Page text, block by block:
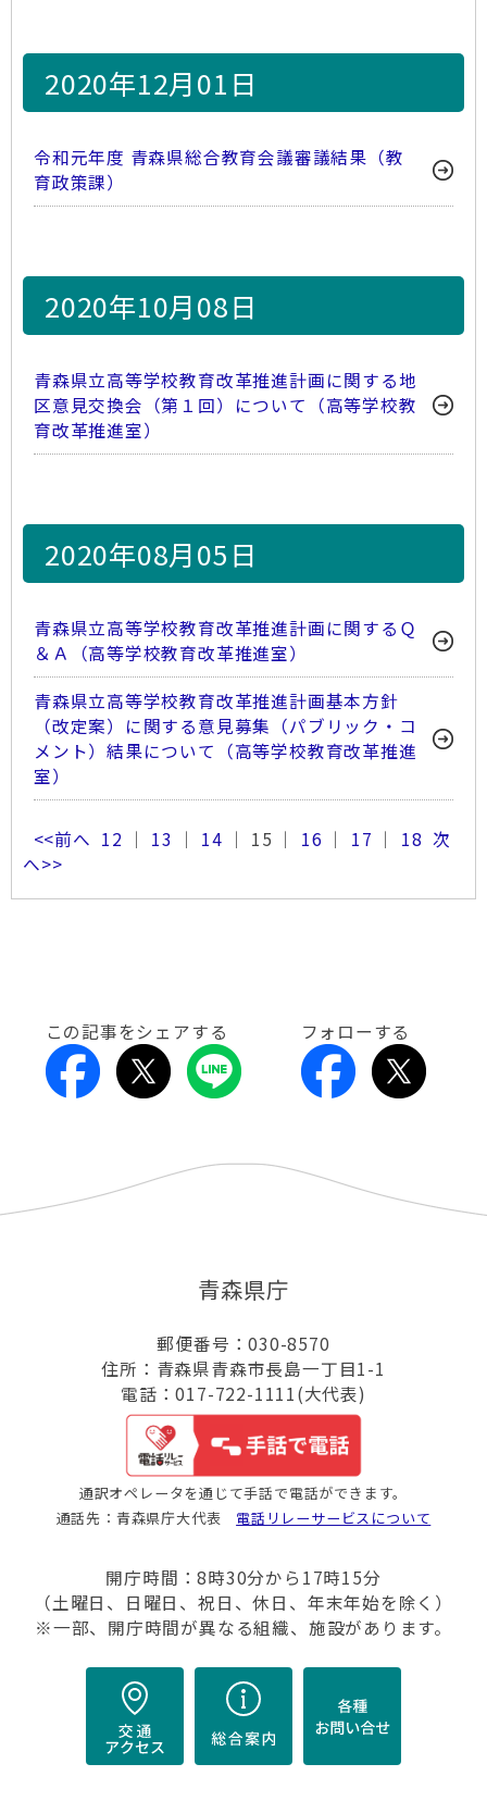
2020年12月01日
令和元年度 青森県総合教育会議審議結果（教
育政策課）
2020年10月08日
青森県立高等学校教育改革推進計画に関する地
区意見交換会（第１回）について（高等学校教
育改革推進室）
2020年08月05日
青森県立高等学校教育改革推進計画に関するＱ
＆Ａ（高等学校教育改革推進室）
青森県立高等学校教育改革推進計画基本方針
（改定案）に関する意見募集（パブリック・コ
メント）結果について（高等学校教育改革推進
室）
<<前へ 12 ｜ 13 ｜ 14 ｜ 15 ｜ 16 ｜ 17 ｜ 18 次
へ>>
この記事をシェアする フォローする
青森県庁
郵便番号：030-8570
住所：青森県青森市長島一丁目1-1
電話：017-722-1111(大代表)
通訳オペレータを通じて手話で電話ができます。
通話先：青森県庁大代表 電話リレーサービスについて
開庁時間：8時30分から17時15分
（土曜日、日曜日、祝日、休日、年末年始を除く）
※一部、開庁時間が異なる組織、施設があります。